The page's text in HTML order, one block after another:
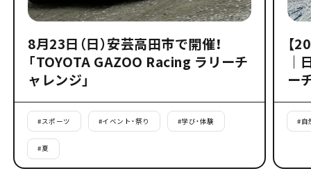
8月23日（日）安芸高田市で開催！
「TOYOTA GAZOO Racing ラリーチ
ャレンジ」
#スポーツ #イベント・祭り #学び・体験
#夏
【
｜
ー
#自